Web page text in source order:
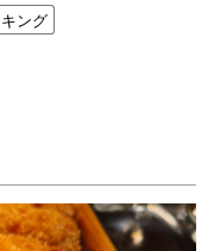
ング